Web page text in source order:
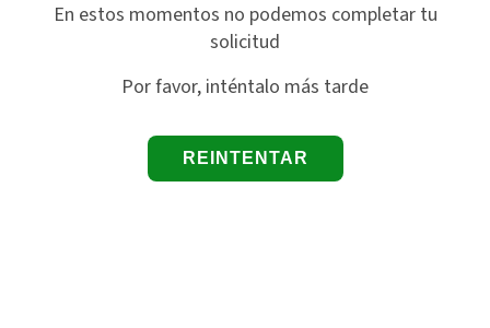
En estos momentos no podemos completar tu
solicitud
Por favor, inténtalo más tarde
REINTENTAR